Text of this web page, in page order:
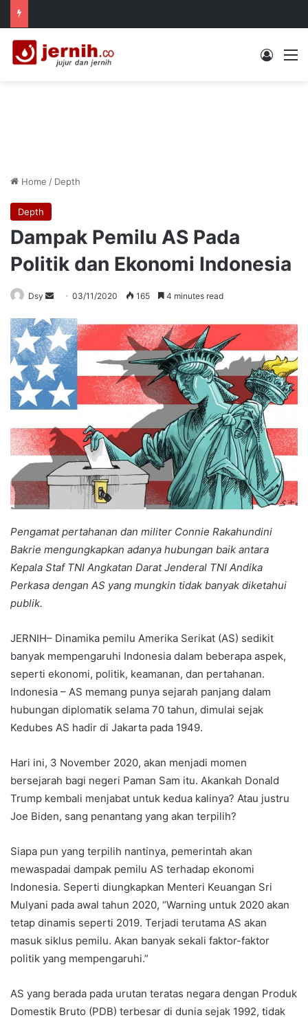
Log In
Home / Depth
Depth
Dampak Pemilu AS Pada
Politik dan Ekonomi Indonesia
Dsy
Send
email
03/11/2020 165 4 minutes read
Pengamat pertahanan dan militer Connie Rakahundini
Bakrie mengungkapkan adanya hubungan baik antara
Kepala Staf TNI Angkatan Darat Jenderal TNI Andika
Perkasa dengan AS yang mungkin tidak banyak diketahui
publik.
JERNIH– Dinamika pemilu Amerika Serikat (AS) sedikit
banyak mempengaruhi Indonesia dalam beberapa aspek,
seperti ekonomi, politik, keamanan, dan pertahanan.
Indonesia – AS memang punya sejarah panjang dalam
hubungan diplomatik selama 70 tahun, dimulai sejak
Kedubes AS hadir di Jakarta pada 1949.
Hari ini, 3 November 2020, akan menjadi momen
bersejarah bagi negeri Paman Sam itu. Akankah Donald
Trump kembali menjabat untuk kedua kalinya? Atau justru
Joe Biden, sang penantang yang akan terpilih?
Siapa pun yang terpilih nantinya, pemerintah akan
mewaspadai dampak pemilu AS terhadap ekonomi
Indonesia. Seperti diungkapkan Menteri Keuangan Sri
Mulyani pada awal tahun 2020, “Warning untuk 2020 akan
tetap dinamis seperti 2019. Terjadi terutama AS akan
masuk siklus pemilu. Akan banyak sekali faktor-faktor
politik yang mempengaruhi.”
AS yang berada pada urutan teratas negara dengan Produk
Domestik Bruto (PDB) terbesar di dunia sejak 1992, tidak